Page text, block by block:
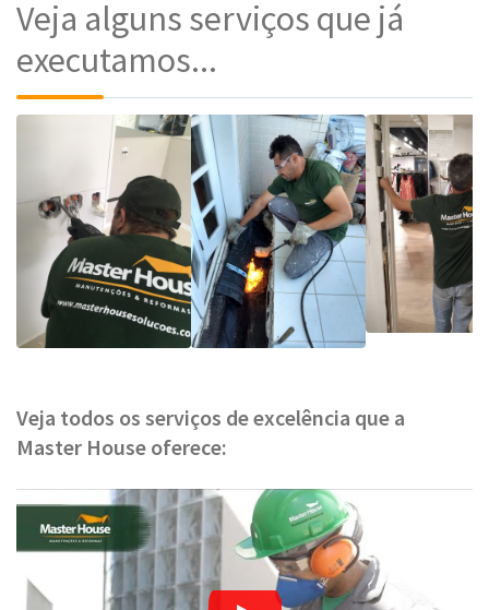
Veja alguns serviços que já
executamos...
Veja todos os serviços de excelência que a
Master House oferece: